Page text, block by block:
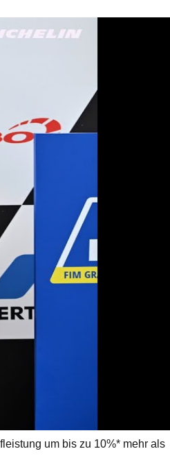
präzises Handling, starken Grip
in der Kategorie Reifen gewählt!
um bis zu 10%* mehr als